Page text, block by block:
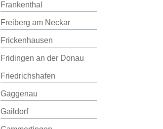
Frankenthal
Freiberg am Neckar
Frickenhausen
Fridingen an der Donau
Friedrichshafen
Gaggenau
Gaildorf